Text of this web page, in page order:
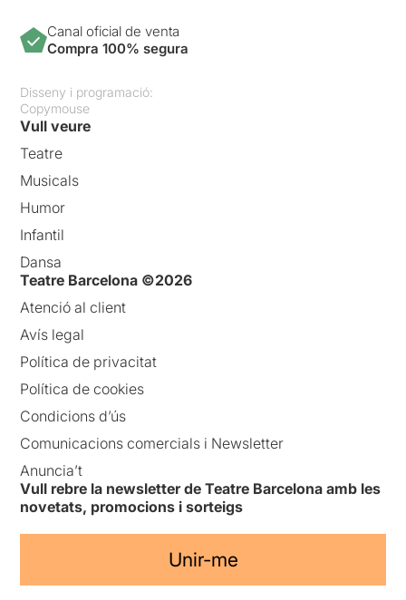
Canal oficial de venta
Compra 100% segura
Disseny i programació:
Copymouse
Vull veure
Teatre
Musicals
Humor
Infantil
Dansa
Teatre Barcelona ©2026
Atenció al client
Avís legal
Política de privacitat
Política de cookies
Condicions d’ús
Comunicacions comercials i Newsletter
Anuncia’t
Vull rebre la newsletter de Teatre Barcelona amb les
novetats, promocions i sorteigs
Unir-me